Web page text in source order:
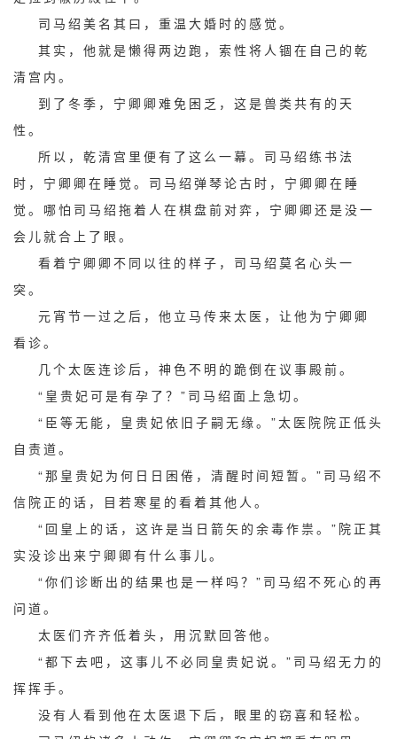
司马绍美名其曰，重温大婚时的感觉。
其实，他就是懒得两边跑，索性将人锢在自己的乾
清宫内。
到了冬季，宁卿卿难免困乏，这是兽类共有的天
性。
所以，乾清宫里便有了这么一幕。司马绍练书法
时，宁卿卿在睡觉。司马绍弹琴论古时，宁卿卿在睡
觉。哪怕司马绍拖着人在棋盘前对弈，宁卿卿还是没一
会儿就合上了眼。
看着宁卿卿不同以往的样子，司马绍莫名心头一
突。
元宵节一过之后，他立马传来太医，让他为宁卿卿
看诊。
几个太医连诊后，神色不明的跪倒在议事殿前。
“皇贵妃可是有孕了？”司马绍面上急切。
“臣等无能，皇贵妃依旧子嗣无缘。”太医院院正低头
自责道。
“那皇贵妃为何日日困倦，清醒时间短暂。”司马绍不
信院正的话，目若寒星的看着其他人。
“回皇上的话，这许是当日箭矢的余毒作祟。”院正其
实没诊出来宁卿卿有什么事儿。
“你们诊断出的结果也是一样吗？”司马绍不死心的再
问道。
太医们齐齐低着头，用沉默回答他。
“都下去吧，这事儿不必同皇贵妃说。”司马绍无力的
挥挥手。
没有人看到他在太医退下后，眼里的窃喜和轻松。